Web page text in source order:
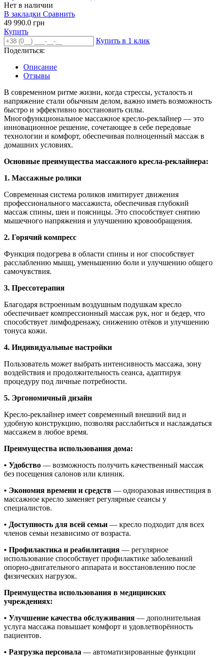
Нет в наличии
В закладки Сравнить
49 990.0 грн
Купить
Купить в 1 клик
Поделиться:
Описание
Отзывы
В современном ритме жизни, когда стрессы, усталость и
напряжение стали обычным делом, важно иметь возможность
быстро и эффективно восстановить силы.
Многофункциональное массажное кресло-реклайнер — это
инновационное решение, сочетающее в себе передовые
технологии и комфорт, обеспечивая полноценный массаж в
домашних условиях.
Основные преимущества массажного кресла-реклайнера:
1. Массажные ролики
Современная система роликов имитирует движения
профессионального массажиста, обеспечивая глубокий
массаж спины, шеи и поясницы. Это способствует снятию
мышечного напряжения и улучшению кровообращения.
2. Горячий компресс
Функция подогрева в области спины и ног способствует
расслаблению мышц, уменьшению боли и улучшению общего
самочувствия.
3. Прессотерапия
Благодаря встроенным воздушным подушкам кресло
обеспечивает компрессионный массаж рук, ног и бедер, что
способствует лимфодренажу, снижению отёков и улучшению
тонуса кожи.
4. Индивидуальные настройки
Пользователь может выбрать интенсивность массажа, зону
воздействия и продолжительность сеанса, адаптируя
процедуру под личные потребности.
5. Эргономичный дизайн
Кресло-реклайнер имеет современный внешний вид и
удобную конструкцию, позволяя расслабиться и наслаждаться
массажем в любое время.
Преимущества использования дома:
• Удобство — возможность получить качественный массаж
без посещения салонов или клиник.
• Экономия времени и средств — одноразовая инвестиция в
массажное кресло заменяет регулярные сеансы у
специалистов.
• Доступность для всей семьи — кресло подходит для всех
членов семьи независимо от возраста.
• Профилактика и реабилитация — регулярное
использование способствует профилактике заболеваний
опорно-двигательного аппарата и восстановлению после
физических нагрузок.
Преимущества использования в медицинских
учреждениях:
• Улучшение качества обслуживания — дополнительная
услуга массажа повышает комфорт и удовлетворённость
пациентов.
• Разгрузка персонала — автоматизированные функции